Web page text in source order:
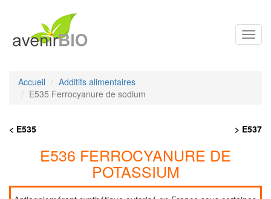
Accueil
Additifs alimentaires
E535 Ferrocyanure de sodium
< E535 > E537
E536 FERROCYANURE DE
POTASSIUM